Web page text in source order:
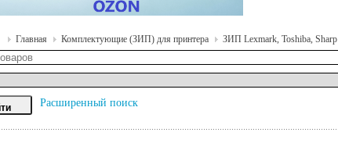
Главная Комплектующие (ЗИП) для принтера ЗИП Lexmark, Toshiba, Sharp
Расширенный поиск